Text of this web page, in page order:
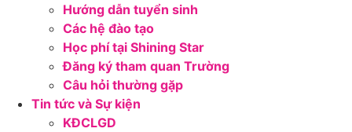
Hướng dẫn tuyển sinh
Các hệ đào tạo
Học phí tại Shining Star
Đăng ký tham quan Trường
Câu hỏi thường gặp
Tin tức và Sự kiện
KĐCLGD